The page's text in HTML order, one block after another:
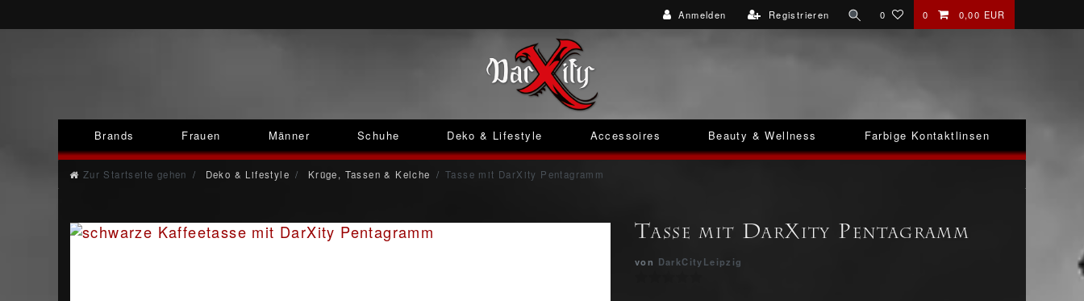
Anmelden Registrieren 0 0 0,00 EUR
Brands Frauen Männer Schuhe Deko & Lifestyle Accessoires Beauty & Wellness Farbige Kontaktlinsen
Zur Startseite gehen Deko & Lifestyle Krüge, Tassen & Kelche Tasse mit DarXity Pentagramm
Tasse mit DarXity Pentagramm
von DarkCityLeipzig